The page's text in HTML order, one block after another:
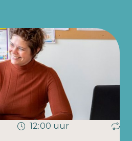
12:00 uur